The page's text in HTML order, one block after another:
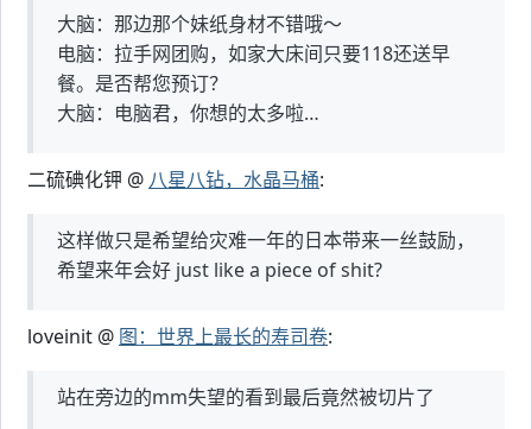
大脑：那边那个妹纸身材不错哦～
电脑：拉手网团购，如家大床间只要118还送早
餐。是否帮您预订？
大脑：电脑君，你想的太多啦…
二硫碘化钾 @ 八星八钻，水晶马桶:
这样做只是希望给灾难一年的日本带来一丝鼓励，
希望来年会好 just like a piece of shit?
loveinit @ 图：世界上最长的寿司卷:
站在旁边的mm失望的看到最后竟然被切片了